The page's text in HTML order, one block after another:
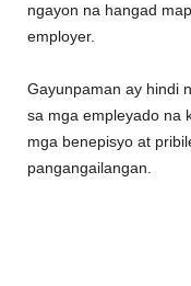
ngayon na hangad
employer.
Gayunpaman ay hindi
sa mga empleyado na
mga benepisyo at
pangangailangan.